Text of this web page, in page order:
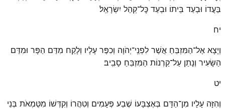
בַּעֲדוֹ וּבְעַד בֵּיתוֹ וּבְעַד כׇּל־קְהַל יִשְׂרָאֵֽל׃
יח
וְיָצָא אֶל־הַמִּזְבֵּחַ אֲשֶׁר לִפְנֵֽי־יְהֹוָה וְכִפֶּר עָלָיו וְלָקַח מִדַּם הַפָּר וּמִדַּם
הַשָּׂעִיר וְנָתַן עַל־קַרְנוֹת הַמִּזְבֵּחַ סָבִֽיב׃
יט
וְהִזָּה עָלָיו מִן־הַדָּם בְּאֶצְבָּעוֹ שֶׁבַע פְּעָמִים וְטִהֲרוֹ וְקִדְּשׁוֹ מִטֻּמְאֹת בְּנֵי